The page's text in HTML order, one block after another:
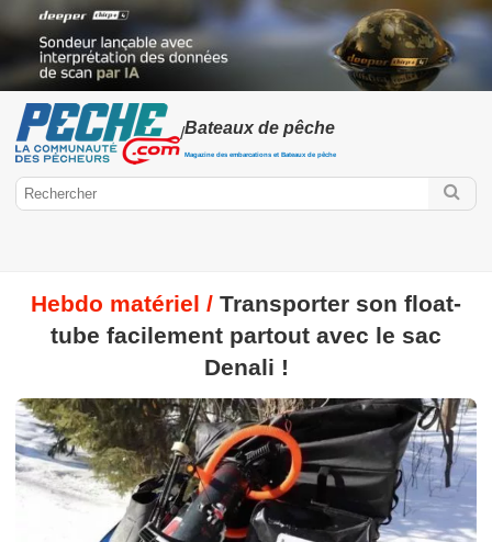
/Bateaux de pêche
Magazine des embarcations et Bateaux de pêche
Peche.com
Bateaux pneumatiques Electronique
Hebdo matériel / Transporter son float-
tube facilement partout avec le sac
Denali !